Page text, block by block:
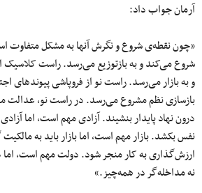
آرمان جواب داد:
«چون نقطه‌ی شروع و نگرش آنها به مشکل متفاوت
شروع می‌کند و به بازتوزیع می‌رسد. راست کلاسیک
و به بازار می‌رسد. راست نو از فروپاشی پیوندهای
بازسازی نظم مشروع می‌رسد. در راست نو، عدالت
درون نهاد پایدار بنشیند. آزادی مهم است، اما
نفس بکشد. بازار مهم است، اما بازار باید به
ارزش‌گذاری به کار منجر شود. دولت مهم است، اما
نه مداخله‌گر در همه‌چیز.»